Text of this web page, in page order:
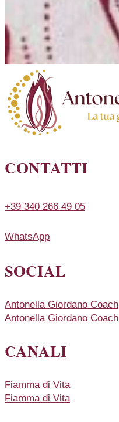
CONTATTI
+39 340 266 49 05
WhatsApp
SOCIAL
Antonella Giordano Coach
Antonella Giordano Coach
CANALI
Fiamma di Vita
Fiamma di Vita